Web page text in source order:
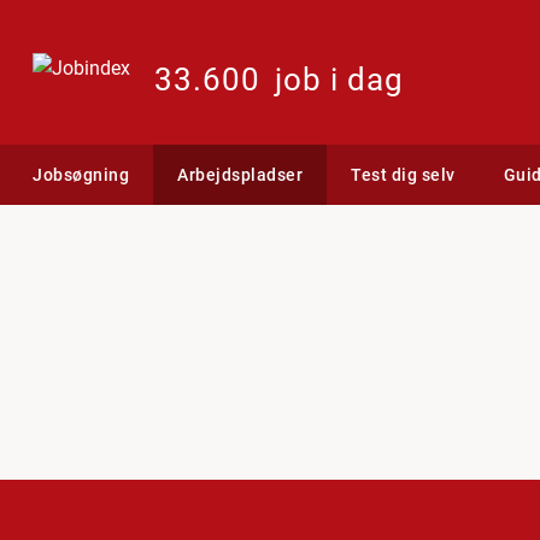
33.600 job i dag
Jobsøgning Arbejdspladser Test dig selv